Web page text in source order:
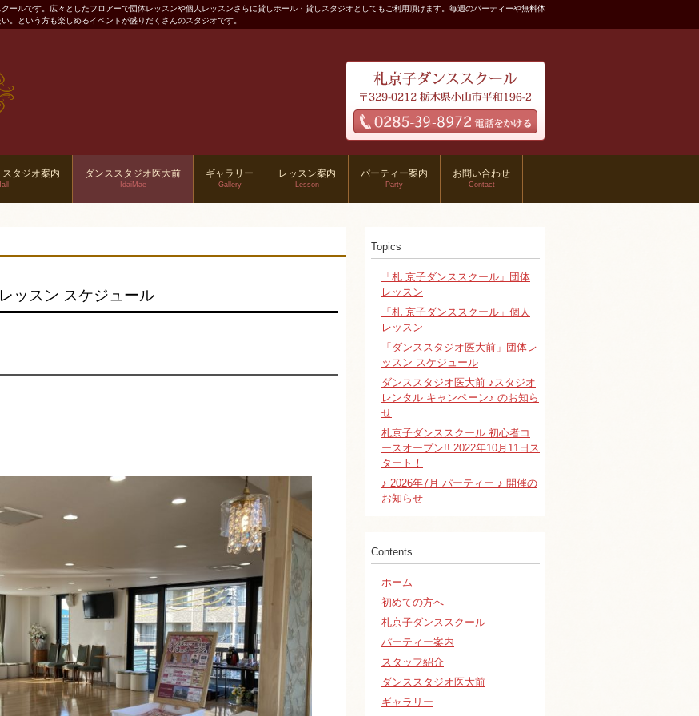
ールです。広々としたフロアーで団体レッスンや個人レッスンさらに貸しホール・貸しスタジオとしてもご利用頂けます。毎週のパーティーや無料体
。という方も楽しめるイベントが盛りだくさんのスタジオです。
タジオ案内 ダンススタジオ医大前
IdaiMae
ギャラリー
Gallery
レッスン案内
Lesson
パーティー案内
Party
お問い合わせ
Contact
ッスン スケジュール
Topics
「札 京子ダンススクール」団体
レッスン
「札 京子ダンススクール」個人
レッスン
「ダンススタジオ医大前」団体レ
ッスン スケジュール
ダンススタジオ医大前 ♪スタジオ
レンタル キャンペーン♪ のお知ら
せ
札京子ダンススクール 初心者コ
ースオープン!! 2022年10月11日ス
タート！
♪ 2026年7月 パーティー ♪ 開催の
お知らせ
Contents
ホーム
初めての方へ
札京子ダンススクール
パーティー案内
スタッフ紹介
ダンススタジオ医大前
ギャラリー